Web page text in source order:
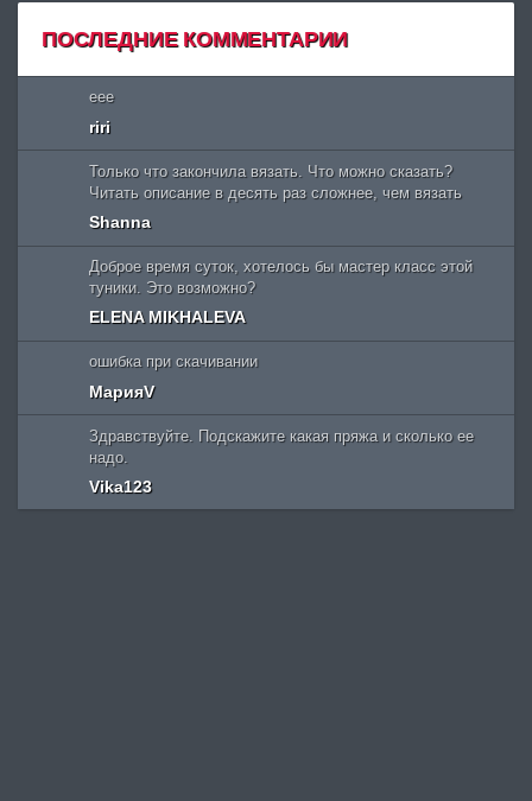
ПОСЛЕДНИЕ КОММЕНТАРИИ
eee
riri
Только что закончила вязать. Что можно сказать?
Читать описание в десять раз сложнее, чем вязать
Shanna
Доброе время суток, хотелось бы мастер класс этой
туники. Это возможно?
ELENA MIKHALEVA
ошибка при скачивании
МарияV
Здравствуйте. Подскажите какая пряжа и сколько ее
надо.
Vika123